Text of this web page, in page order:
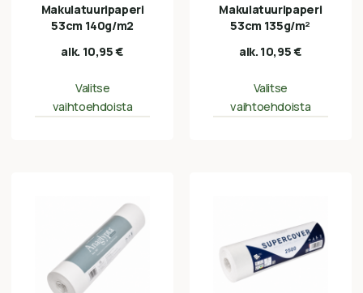
Makulatuuripaperi
53cm 140g/m2
alk. 10,95€
Valitse
vaihtoehdoista
Makulatuuripaperi
53cm 135g/m²
alk. 10,95€
Valitse
vaihtoehdoista